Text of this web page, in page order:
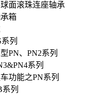
面滚珠连座轴承
箱
系列
PN、PN2系列
系列
功能之PN系列
系列